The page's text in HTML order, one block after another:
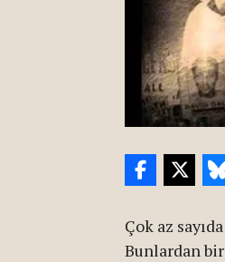
Çok az
Bunlardan